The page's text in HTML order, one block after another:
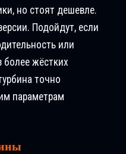
но стоят дешевле.
Подойдут, если
или
более жёстких
точно
параметрам